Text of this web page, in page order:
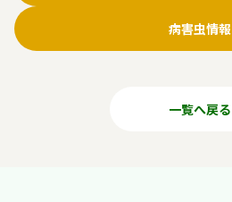
病害虫情報
一覧へ戻る